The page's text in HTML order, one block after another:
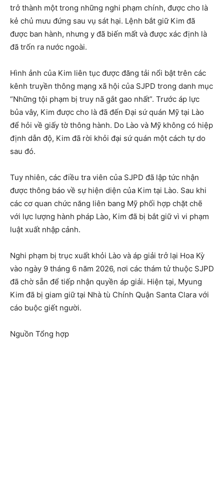
trở thành một trong những nghi phạm chính, được cho là
kẻ chủ mưu đứng sau vụ sát hại. Lệnh bắt giữ Kim đã
được ban hành, nhưng y đã biến mất và được xác định là
đã trốn ra nước ngoài.
Hình ảnh của Kim liên tục được đăng tải nổi bật trên các
kênh truyền thông mạng xã hội của SJPD trong danh mục
“Những tội phạm bị truy nã gắt gao nhất”. Trước áp lực
bủa vây, Kim được cho là đã đến Đại sứ quán Mỹ tại Lào
để hỏi về giấy tờ thông hành. Do Lào và Mỹ không có hiệp
định dẫn độ, Kim đã rời khỏi đại sứ quán một cách tự do
sau đó.
Tuy nhiên, các điều tra viên của SJPD đã lập tức nhận
được thông báo về sự hiện diện của Kim tại Lào. Sau khi
các cơ quan chức năng liên bang Mỹ phối hợp chặt chẽ
với lực lượng hành pháp Lào, Kim đã bị bắt giữ vì vi phạm
luật xuất nhập cảnh.
Nghi phạm bị trục xuất khỏi Lào và áp giải trở lại Hoa Kỳ
vào ngày 9 tháng 6 năm 2026, nơi các thám tử thuộc SJPD
đã chờ sẵn để tiếp nhận quyền áp giải. Hiện tại, Myung
Kim đã bị giam giữ tại Nhà tù Chính Quận Santa Clara với
cáo buộc giết người.
Nguồn Tổng hợp